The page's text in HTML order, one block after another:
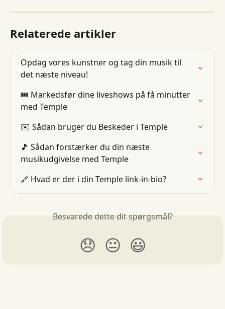
Relaterede artikler
Opdag vores kunstner og tag din musik til
det næste niveau!
🎟 Markedsfør dine liveshows på få minutter
med Temple
✉️ Sådan bruger du Beskeder i Temple
🎵 Sådan forstærker du din næste
musikudgivelse med Temple
🔗 Hvad er der i din Temple link-in-bio?
Besvarede dette dit spørgsmål?
😞 😐 😃